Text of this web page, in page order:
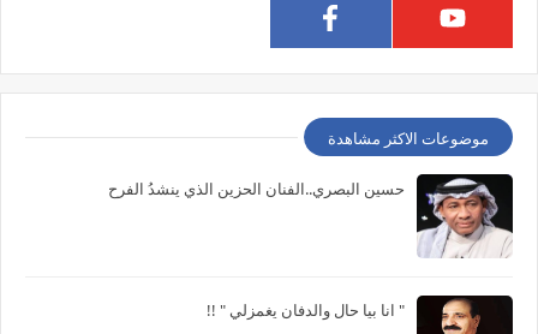
موضوعات الاكثر مشاهدة
حسين البصري..الفنان الحزين الذي ينشدُ الفرح
" انا بيا حال والدفان يغمزلي " !!